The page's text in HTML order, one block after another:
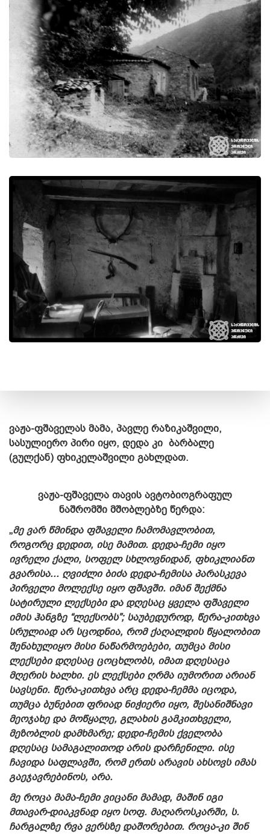
ვაჟა-ფშაველას მამა, პავლე რაზიკაშვილი,
სასულიერო პირი იყო, დედა კი ბარბალე
(გულქან) ფხიკელაშვილი გახლდათ.
ვაჟა-ფშაველა თავის ავტობიოგრაფულ
ნაშრომში მშობლებზე წერდა:
„მე ვარ წმინდა ფშაველი ჩამომავლობით,
როგორც დედით, ისე მამით. დედა-ჩემი იყო
ივრელი ქალი, სოფელ სხლოვნიდან, ფხიკლიანთ
გვარისა... ღვიძლი ბიძა დედა-ჩემისა პარასკევა
პირველი მოლექსე იყო ფშავში. იმან შექმნა
სატირული ლექსები და დღესაც ყველა ფშაველი
იმის ჰანგზე “ლექსობს”; საუბედუროდ, წერა-კითხვა
სრულიად არ სცოდნია, რომ ქაღალდის წყალობით
შენახულიყო მისი ნაწარმოებები, თუმცა მისი
ლექსები დღესაც ცოცხლობს, იმათ დღესაცა
მღერის ხალხი. ეს ლექსები ღრმა იუმორით არიან
სავსენი. წერა-კითხვა არც დედა-ჩემმა იცოდა,
თუმცა ბუნებით ფრიად ნიჭიერი იყო, შესანიშნავი
მეოჯახე და მოწყალე, გლახის გამკითხველი,
მეზობლის დამხმარე; დედი-ჩემის ქველობა
დღესაც სამაგალითოდ არის დარჩენილი. ისე
ჩავიდა საფლავში, რომ ერთს არავის ახსოვს იმას
გაეჯავრებინოს, არა.
მე როცა მამა-ჩემი ვიცანი მამად, მაშინ იგი
მთავარ-დიაკვნად იყო სოფ. მაღაროსკარში, ს.
ჩარგალზე რვა ვერსზე დაშორებით. როცა-კი შინ